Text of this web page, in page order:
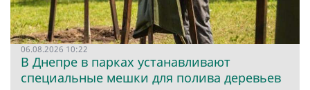
06.08.2026 10:22
В Днепре в парках устанавливают
специальные мешки для полива деревьев